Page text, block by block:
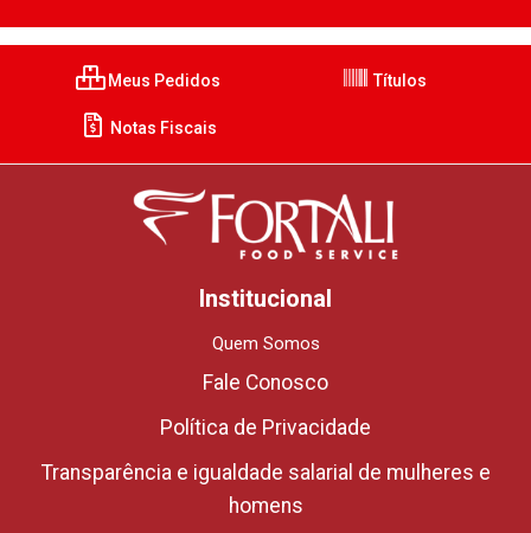
Meus Pedidos Títulos
Notas Fiscais
Institucional
Quem Somos
Fale Conosco
Política de Privacidade
Transparência e igualdade salarial de mulheres e
homens